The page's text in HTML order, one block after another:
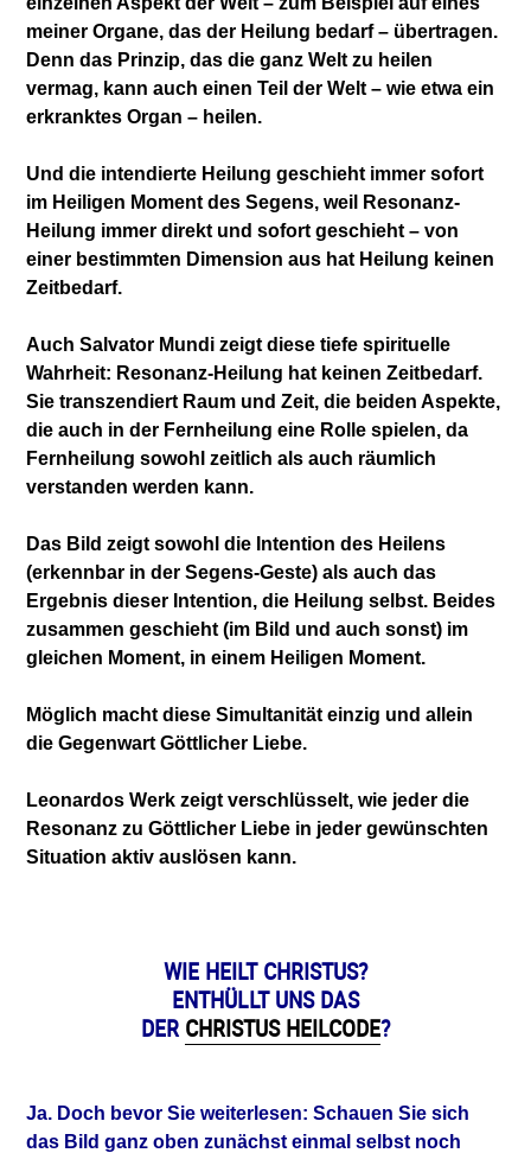
meiner Organe, das der Heilung bedarf – übertragen.
Denn das Prinzip, das die ganz Welt zu heilen
vermag, kann auch einen Teil der Welt – wie etwa ein
erkranktes Organ – heilen.
Und die intendierte Heilung geschieht immer sofort
im Heiligen Moment des Segens, weil Resonanz-
Heilung immer direkt und sofort geschieht – von
einer bestimmten Dimension aus hat Heilung keinen
Zeitbedarf.
Auch Salvator Mundi zeigt diese tiefe spirituelle
Wahrheit: Resonanz-Heilung hat keinen Zeitbedarf.
Sie transzendiert Raum und Zeit, die beiden Aspekte,
die auch in der Fernheilung eine Rolle spielen, da
Fernheilung sowohl zeitlich als auch räumlich
verstanden werden kann.
Das Bild zeigt sowohl die Intention des Heilens
(erkennbar in der Segens-Geste) als auch das
Ergebnis dieser Intention, die Heilung selbst. Beides
zusammen geschieht (im Bild und auch sonst) im
gleichen Moment, in einem Heiligen Moment.
Möglich macht diese Simultanität einzig und allein
die Gegenwart Göttlicher Liebe.
Leonardos Werk zeigt verschlüsselt, wie jeder die
Resonanz zu Göttlicher Liebe in jeder gewünschten
Situation aktiv auslösen kann.
WIE HEILT CHRISTUS?
ENTHÜLLT UNS DAS
DER CHRISTUS HEILCODE?
Ja. Doch bevor Sie weiterlesen: Schauen Sie sich
das Bild ganz oben zunächst einmal selbst noch